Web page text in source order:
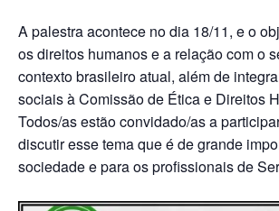
A palestra acontece no dia 18/11, e o
os direitos humanos e a relação com o
contexto brasileiro atual, além de
sociais à Comissão de Ética e Direitos
Todos/as estão convidado/as a
discutir esse tema que é de grande
sociedade e para os profissionais de